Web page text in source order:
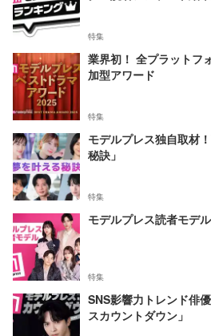
特集
業界初！ 全プラットフ
加型アワード
特集
モデルプレス独自取材
秘訣」
特集
モデルプレス読者モデ
特集
SNS影響力トレンド俳
スカウントダウン」